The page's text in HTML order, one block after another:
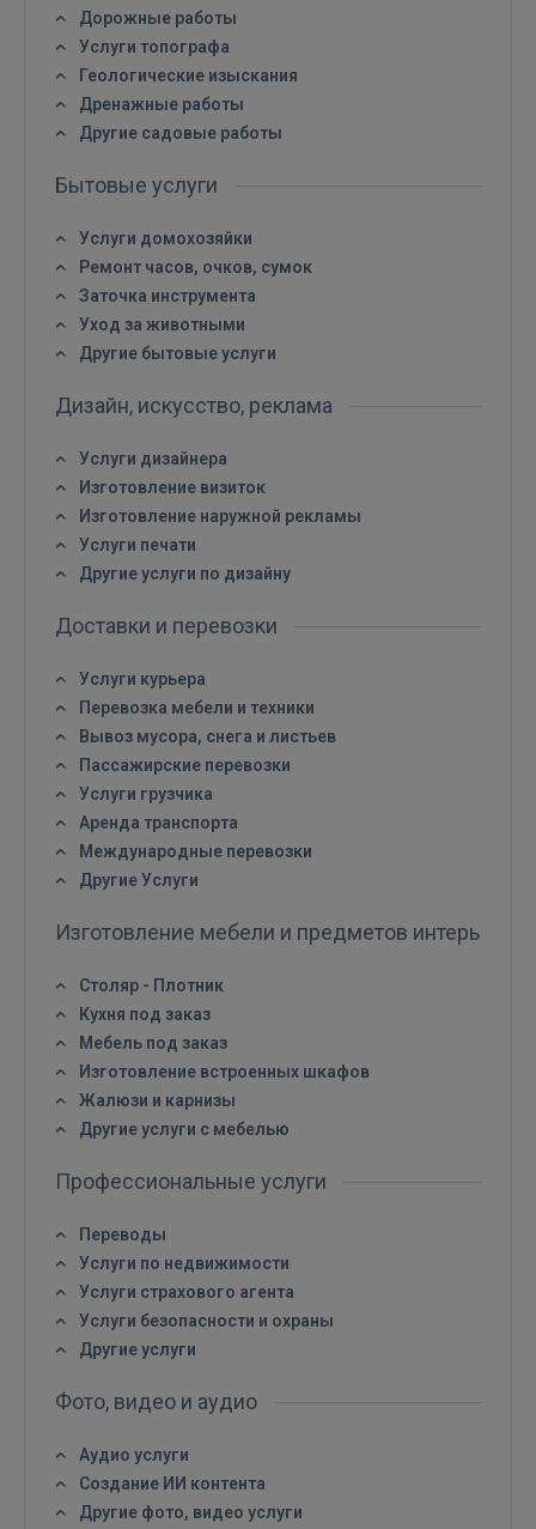
Войти
ВОЙТИ
Забыли пароль?
FACEBOOK
GOOGLE
 Sign in with Apple
Дорожные работы
Услуги топографа
Геологические изыскания
Дренажные работы
Другие садовые работы
Бытовые услуги
Услуги домохозяйки
Ремонт часов, очков, сумок
Заточка инструмента
Уход за животными
Другие бытовые услуги
Дизайн, искусство, реклама
Услуги дизайнера
Изготовление визиток
Изготовление наружной рекламы
Услуги печати
Другие услуги по дизайну
Доставки и перевозки
Услуги курьера
Перевозка мебели и техники
Вывоз мусора, снега и листьев
Пассажирские перевозки
Услуги грузчика
Аренда транспорта
Международные перевозки
Другие Услуги
Изготовление мебели и предметов интерьера
Столяр - Плотник
Кухня под заказ
Мебель под заказ
Изготовление встроенных шкафов
Жалюзи и карнизы
Другие услуги с мебелью
Профессиональные услуги
Переводы
Услуги по недвижимости
Услуги страхового агента
Услуги безопасности и охраны
Другие услуги
Фото, видео и аудио
Аудио услуги
Создание ИИ контента
Другие фото, видео услуги